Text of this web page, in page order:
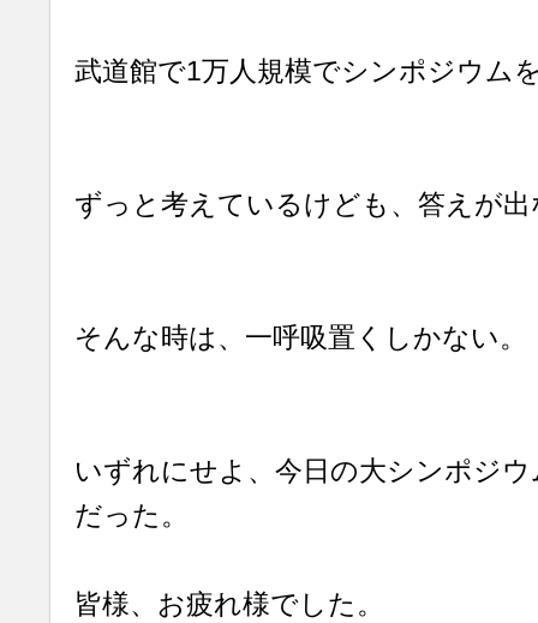
武道館で1万人規模でシンポジウム
ずっと考えているけども、答えが出
そんな時は、一呼吸置くしかない。
いずれにせよ、今日の大シンポジ
だった。
皆様、お疲れ様でした。